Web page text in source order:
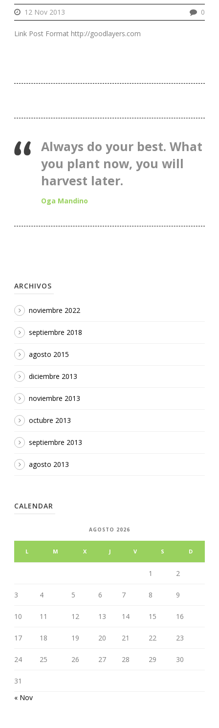
12 Nov 2013 0
Link Post Format http://goodlayers.com
Always do your best. What
you plant now, you will
harvest later.
Oga Mandino
ARCHIVOS
noviembre 2022
septiembre 2018
agosto 2015
diciembre 2013
noviembre 2013
octubre 2013
septiembre 2013
agosto 2013
CALENDAR
AGOSTO 2026
L M X J V S D
1 2
3 4 5 6 7 8 9
10 11 12 13 14 15 16
17 18 19 20 21 22 23
24 25 26 27 28 29 30
31
« Nov